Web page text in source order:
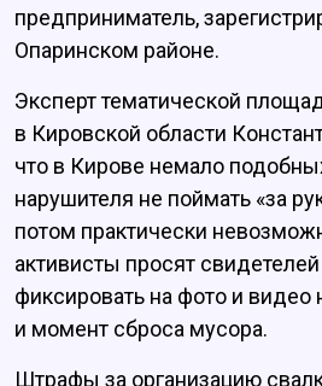
предприниматель,
Опаринском районе.
Эксперт тематической
в Кировской области
что в Кирове немало
нарушителя не поймать «за
потом практически
активисты просят свидетелей
фиксировать на фото и видео
и момент сброса мусора.
Штрафы за организацию